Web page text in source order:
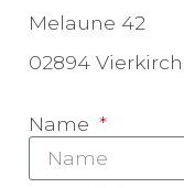
Melaune 42
02894
Name